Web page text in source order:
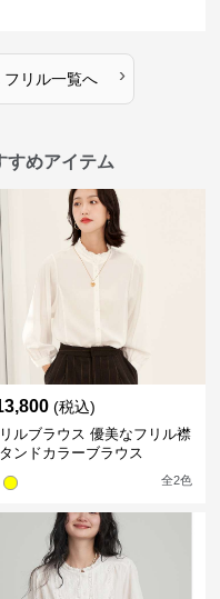
フリル一覧へ ›
すめアイテム
(税込)
ルブラウス 優美なフリル襟
ンドカラーブラウス
全2色